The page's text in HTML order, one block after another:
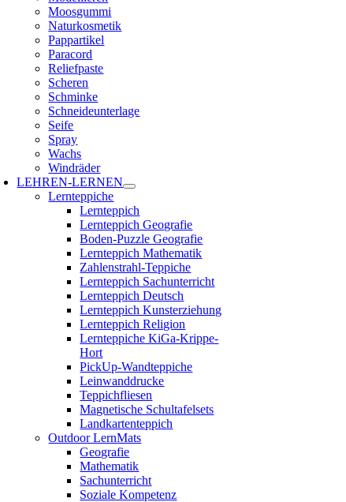
Moosgummi
Naturkosmetik
Pappartikel
Paracord
Reliefpaste
Scheren
Schminke
Schneideunterlage
Seife
Spray
Wachs
Windräder
LEHREN-LERNEN
Lernteppiche
Lernteppich
Lernteppich Geografie
Boden-Puzzle Geografie
Lernteppich Mathematik
Zahlenstrahl-Teppiche
Lernteppich Sachunterricht
Lernteppich Deutsch
Lernteppich Kunsterziehung
Lernteppich Religion
Lernteppiche KiGa-Krippe-
Hort
PickUp-Wandteppiche
Leinwanddrucke
Teppichfliesen
Magnetische Schultafelsets
Landkartenteppich
Outdoor LernMats
Geografie
Mathematik
Sachunterricht
Soziale Kompetenz